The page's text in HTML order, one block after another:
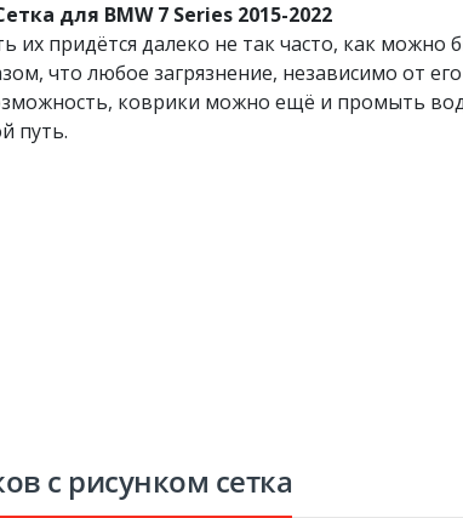
для BMW 7 Series 2015-2022
придётся далеко не так часто, как можно
что любое загрязнение, независимо от
коврики можно ещё и промыть
путь.
с рисунком сетка